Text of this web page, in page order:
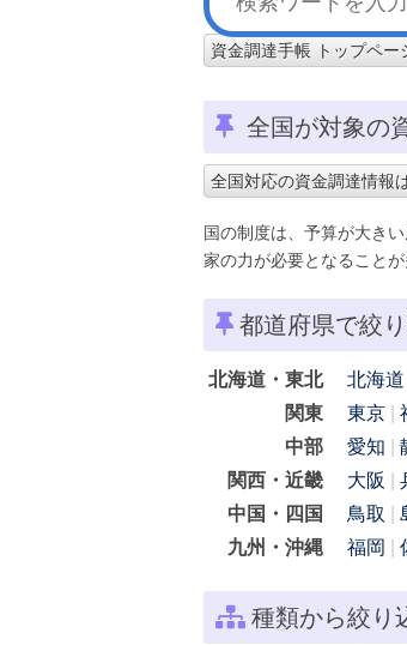
資金調達手帳 トップペー
全国が対象の
全国対応の資金調達情報
国の制度は、予算が大き
家の力が必要となることが
都道府県で絞
北海道・東北 北海道
関東
東京
中部
愛知
関西・近畿
大阪
中国・四国
鳥取
九州・沖縄
福岡
種類から絞り